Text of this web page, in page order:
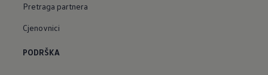
Pretraga partnera
Cjenovnici
PODRŠKA